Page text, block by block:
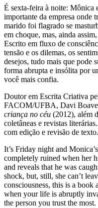
É sexta-feira à noite: Mônica
importante da empresa onde
marido foi flagrado se
em choque, mas, ainda
Escrito em fluxo de
tensão e os dilemas, os
desejos, tudo mais que pode
forma abrupta e insólita por
você mais confia.
Doutor em Escrita Criativa
FACOM/UFBA, Davi
criança no céu (2012), além
coletâneas e revistas
com edição e revisão de
It’s Friday night and
completely ruined when her
and reveals that he was
shock, but, still, she can’t
consciousness, this is a book
when your life is abruptly
the person you trust the most.